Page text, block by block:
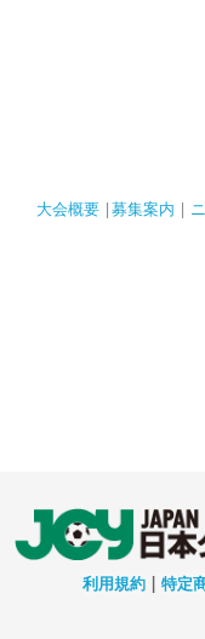
大会概要|募集案内 |
利用規約 特定